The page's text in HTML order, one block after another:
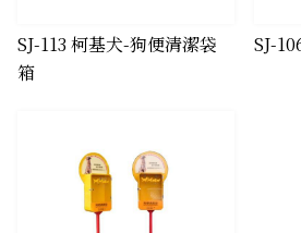
SJ-113 柯基犬-狗便清潔袋
箱
SJ-